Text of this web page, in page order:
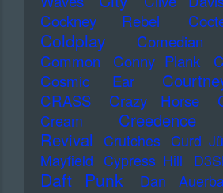
Cockney Rebel
Coldplay
Comedian
Common
Conny Plank
Cosmic Ear
CRASS Crazy Horse
Cream
Creedence
Revival
Crutches Curd
Mayfield Cypress Hill
Daft Punk Dan